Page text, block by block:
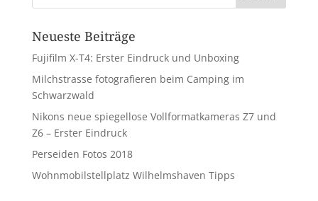
Neueste Beiträge
Fujifilm X-T4: Erster Eindruck und Unboxing
Milchstrasse fotografieren beim Camping im
Schwarzwald
Nikons neue spiegellose Vollformatkameras Z7 und
Z6 – Erster Eindruck
Perseiden Fotos 2018
Wohnmobilstellplatz Wilhelmshaven Tipps